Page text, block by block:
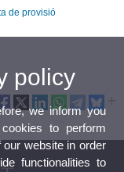
de provisió
policy
we inform you
to perform
website in order
functionalities to